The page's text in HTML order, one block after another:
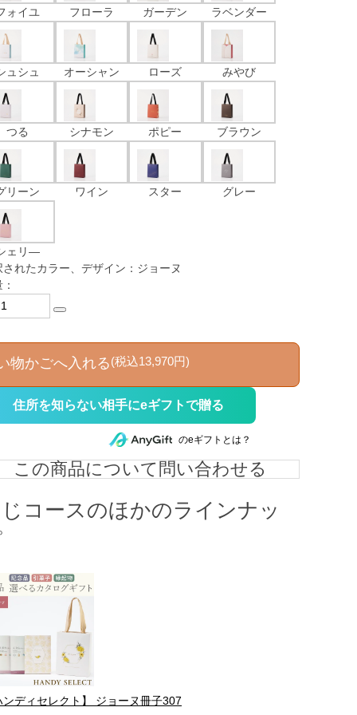
ォイユ フローラ ガーデン ラベンダー
ュシュ オーシャン ローズ みやび
つる シナモン ポピー ブラウン
リーン ワイン スター グレー
ェリ―
されたカラー、デザイン：ジョーヌ
物かごへ入れる(税込13,970円)
住所を知らない相手にeギフトで贈る
のeギフトとは？
この商品について問い合わせる
コースのほかのラインナッ
ンディセレクト】 ジョーヌ冊子307